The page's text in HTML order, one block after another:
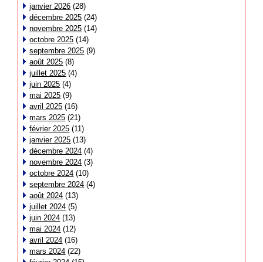
janvier 2026 (28)
décembre 2025 (24)
novembre 2025 (14)
octobre 2025 (14)
septembre 2025 (9)
août 2025 (8)
juillet 2025 (4)
juin 2025 (4)
mai 2025 (9)
avril 2025 (16)
mars 2025 (21)
février 2025 (11)
janvier 2025 (13)
décembre 2024 (4)
novembre 2024 (3)
octobre 2024 (10)
septembre 2024 (4)
août 2024 (13)
juillet 2024 (5)
juin 2024 (13)
mai 2024 (12)
avril 2024 (16)
mars 2024 (22)